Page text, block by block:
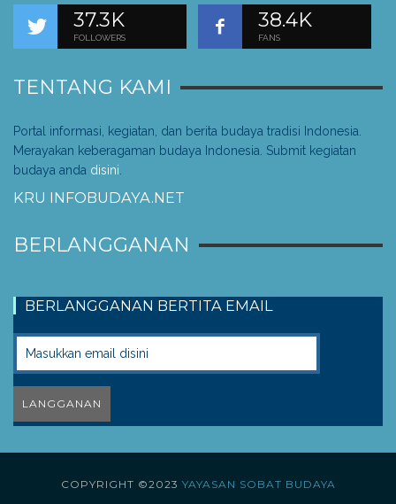
37.3K
FOLLOWERS
38.4K
FANS
TENTANG KAMI
Portal informasi, kegiatan, dan berita budaya tradisi Indonesia.
Merayakan keberagaman budaya Indonesia. Submit kegiatan
budaya anda disini
KRU INFOBUDAYA.NET
BERLANGGANAN
BERLANGGANAN BERTITA EMAIL
COPYRIGHT ©2023 YAYASAN SOBAT BUDAYA